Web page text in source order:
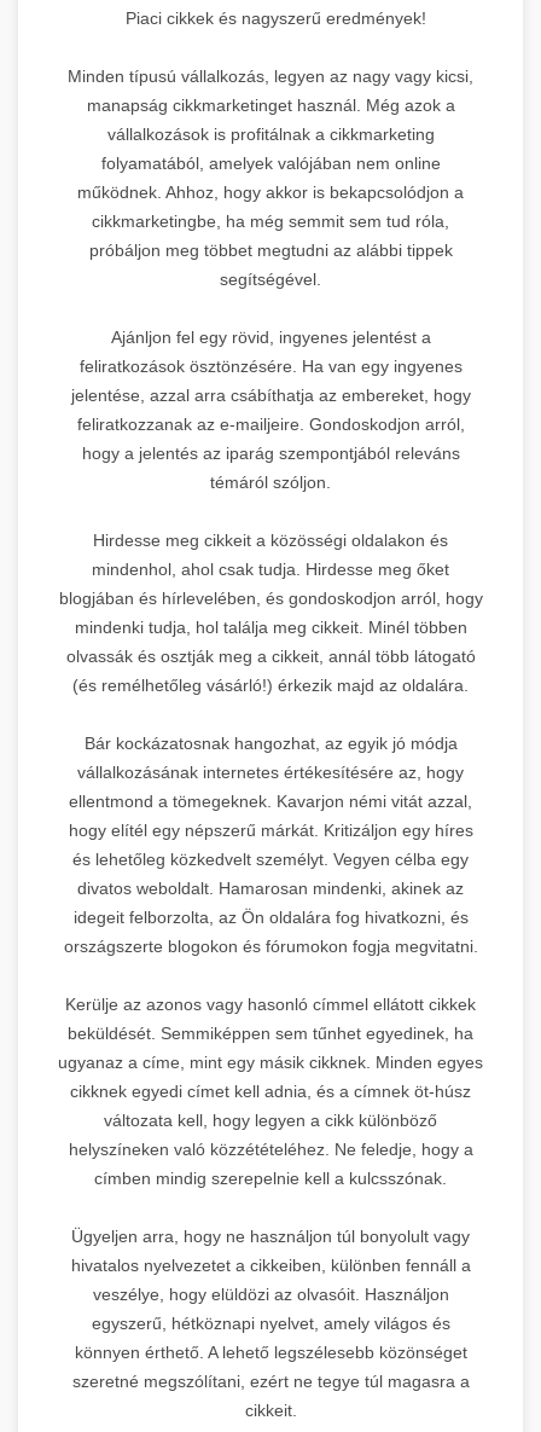
Piaci cikkek és nagyszerű eredmények!
Minden típusú vállalkozás, legyen az nagy vagy kicsi,
manapság cikkmarketinget használ. Még azok a
vállalkozások is profitálnak a cikkmarketing
folyamatából, amelyek valójában nem online
működnek. Ahhoz, hogy akkor is bekapcsolódjon a
cikkmarketingbe, ha még semmit sem tud róla,
próbáljon meg többet megtudni az alábbi tippek
segítségével.
Ajánljon fel egy rövid, ingyenes jelentést a
feliratkozások ösztönzésére. Ha van egy ingyenes
jelentése, azzal arra csábíthatja az embereket, hogy
feliratkozzanak az e-mailjeire. Gondoskodjon arról,
hogy a jelentés az iparág szempontjából releváns
témáról szóljon.
Hirdesse meg cikkeit a közösségi oldalakon és
mindenhol, ahol csak tudja. Hirdesse meg őket
blogjában és hírlevelében, és gondoskodjon arról, hogy
mindenki tudja, hol találja meg cikkeit. Minél többen
olvassák és osztják meg a cikkeit, annál több látogató
(és remélhetőleg vásárló!) érkezik majd az oldalára.
Bár kockázatosnak hangozhat, az egyik jó módja
vállalkozásának internetes értékesítésére az, hogy
ellentmond a tömegeknek. Kavarjon némi vitát azzal,
hogy elítél egy népszerű márkát. Kritizáljon egy híres
és lehetőleg közkedvelt személyt. Vegyen célba egy
divatos weboldalt. Hamarosan mindenki, akinek az
idegeit felborzolta, az Ön oldalára fog hivatkozni, és
országszerte blogokon és fórumokon fogja megvitatni.
Kerülje az azonos vagy hasonló címmel ellátott cikkek
beküldését. Semmiképpen sem tűnhet egyedinek, ha
ugyanaz a címe, mint egy másik cikknek. Minden egyes
cikknek egyedi címet kell adnia, és a címnek öt-húsz
változata kell, hogy legyen a cikk különböző
helyszíneken való közzétételéhez. Ne feledje, hogy a
címben mindig szerepelnie kell a kulcsszónak.
Ügyeljen arra, hogy ne használjon túl bonyolult vagy
hivatalos nyelvezetet a cikkeiben, különben fennáll a
veszélye, hogy elüldözi az olvasóit. Használjon
egyszerű, hétköznapi nyelvet, amely világos és
könnyen érthető. A lehető legszélesebb közönséget
szeretné megszólítani, ezért ne tegye túl magasra a
cikkeit.